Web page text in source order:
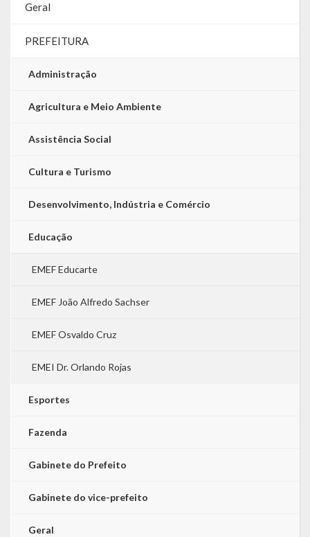
Geral
PREFEITURA
Administração
Agricultura e Meio Ambiente
Assistência Social
Cultura e Turismo
Desenvolvimento, Indústria e Comércio
Educação
EMEF Educarte
EMEF João Alfredo Sachser
EMEF Osvaldo Cruz
EMEI Dr. Orlando Rojas
Esportes
Fazenda
Gabinete do Prefeito
Gabinete do vice-prefeito
Geral